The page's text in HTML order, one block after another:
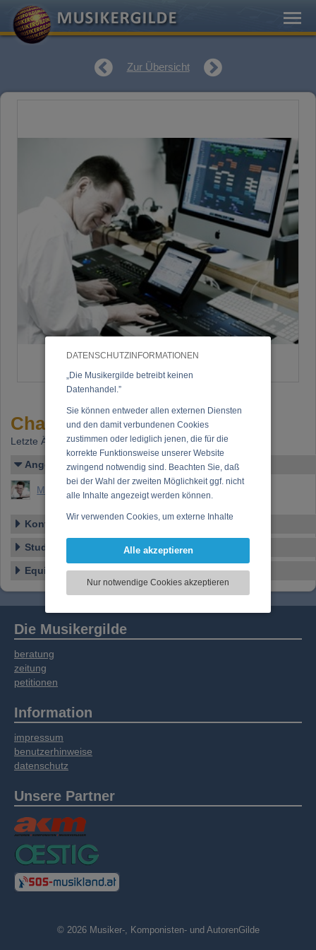
DATENSCHUTZINFORMATIONEN
„Die Musikergilde betreibt keinen
Datenhandel.”
Sie können entweder allen externen Diensten
und den damit verbundenen Cookies
zustimmen oder lediglich jenen, die für die
korrekte Funktionsweise unserer Website
zwingend notwendig sind. Beachten Sie, daß
bei der Wahl der zweiten Möglichkeit ggf. nicht
alle Inhalte angezeigt werden können.
Wir verwenden Cookies, um externe Inhalte
Funktionen für soziale Medien anbieten zu
zu analysieren. Dabei werden ggf.
Informationen zu Ihrer Verwendung unserer
soziale Medien, Werbung und Analysen
weitergegeben. Unsere Partner führen diese
Alle akzeptieren
Nur notwendige Cookies akzeptieren
Zur Übersicht
Charlie McLight
Letzte Änderung: 15.05.2013
Angelegt von
McLight, Charlie
Kontakt/Anschrift
Studio-Details
Equipment
Die Musikergilde
beratung
zeitung
petitionen
Information
impressum
benutzerhinweise
datenschutz
Unsere Partner
© 2026 Musiker-, Komponisten- und AutorenGilde